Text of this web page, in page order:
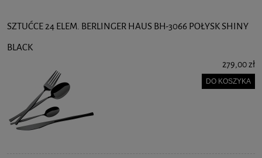
SZTUĆCE 24 ELEM. BERLINGER HAUS BH-3066 POŁYSK SHINY
BLACK
279,00 zł
DO KOSZYKA